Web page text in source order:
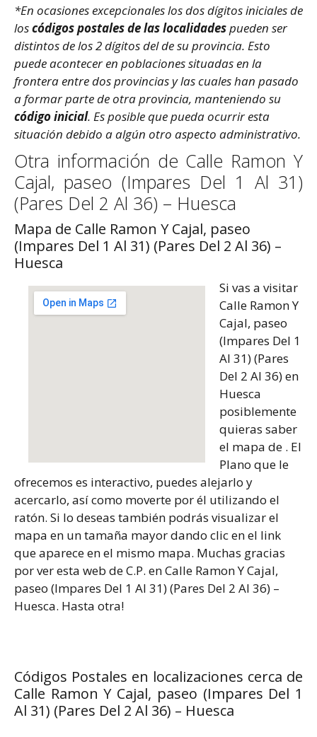
*En ocasiones excepcionales los dos dígitos iniciales de
loscódigos postales de las localidadespueden ser
distintos de los 2 dígitos del de su provincia. Esto
puede acontecer en poblaciones situadas en la
frontera entre dos provincias y las cuales han pasado
a formar parte de otra provincia, manteniendo su
código inicial. Es posible que pueda ocurrir esta
situación debido a algún otro aspecto administrativo.
Otra información de Calle Ramon Y
Cajal, paseo (Impares Del 1 Al 31)
(Pares Del 2 Al 36) – Huesca
Mapa de Calle Ramon Y Cajal, paseo
(Impares Del 1 Al 31) (Pares Del 2 Al 36) –
Huesca
Si vas a visitar
Calle Ramon Y
Cajal, paseo
(Impares Del 1
Al 31) (Pares
Del 2 Al 36) en
Huesca
posiblemente
quieras saber
el mapa de . El
Plano que le
ofrecemos es interactivo, puedes alejarlo y
acercarlo, así como moverte por él utilizando el
ratón. Si lo deseas también podrás visualizar el
mapa en un tamaña mayor dando clic en el link
que aparece en el mismo mapa. Muchas gracias
por ver esta web de C.P. en Calle Ramon Y Cajal,
paseo (Impares Del 1 Al 31) (Pares Del 2 Al 36) –
Huesca. Hasta otra!
Códigos Postales en localizaciones cerca de
Calle Ramon Y Cajal, paseo (Impares Del 1
Al 31) (Pares Del 2 Al 36) – Huesca